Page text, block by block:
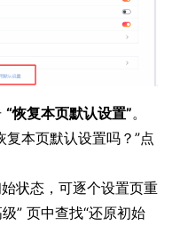
“恢复本页默认设置”。
复本页默认设置吗？”点
状态，可逐个设置页重
” 页中查找“还原初始